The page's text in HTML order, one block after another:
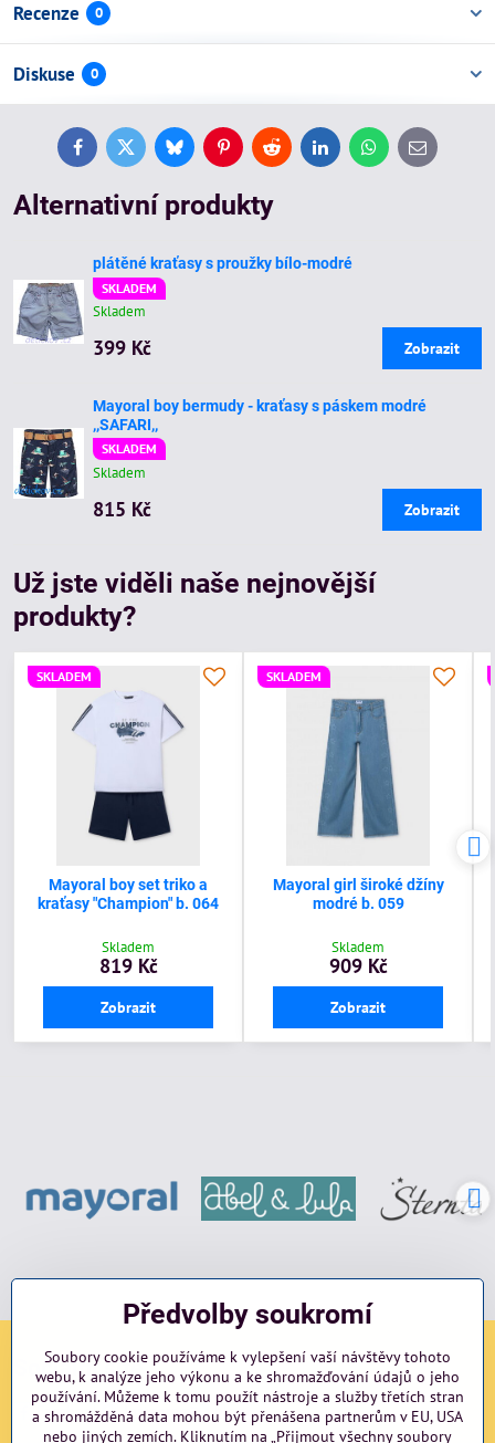
Recenze 0
Diskuse 0
FacebookTwitterBlueskyPinterestReddit LinkedInWhatsApp
E-
mail
Alternativní produkty
plátěné kraťasy s proužky bílo-modré
SKLADEM
Skladem
399 Kč Zobrazit
Mayoral boy bermudy - kraťasy s páskem modré
,,SAFARI,,
SKLADEM
Skladem
815 Kč Zobrazit
Už jste viděli naše nejnovější
produkty?
SKLADEM
Mayoral boy set triko a
kraťasy "Champion" b. 064
Skladem
819 Kč
Zobrazit
SKLADEM
Mayoral girl široké džíny
modré b. 059
Skladem
909 Kč
Zobrazit
Sociální sítě
Facebook Instagram blog
Předvolby soukromí
Soubory cookie používáme k vylepšení vaší návštěvy tohoto
webu, k analýze jeho výkonu a ke shromažďování údajů o jeho
používání. Můžeme k tomu použít nástroje a služby třetích stran
a shromážděná data mohou být přenášena partnerům v EU, USA
nebo jiných zemích. Kliknutím na „Přijmout všechny soubory